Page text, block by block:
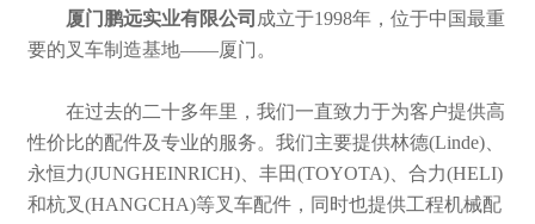
厦门鹏远实业有限公司 成立于1998年，位于中国最重
要的叉车制造基地——厦门。
在过去的二十多年里，我们一直致力于为客户提供高
性价比的配件及专业的服务。我们主要提供林德(Linde)、
永恒力(JUNGHEINRICH)、丰田(TOYOTA)、合力(HELI)
和杭叉(HANGCHA)等叉车配件，同时也提供工程机械配